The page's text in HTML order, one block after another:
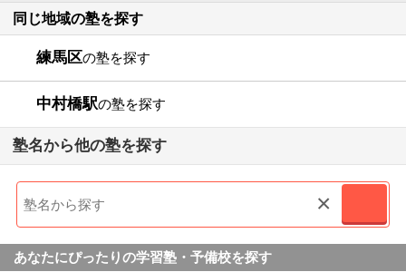
同じ地域の塾を探す
練馬区の塾を探す
中村橋駅の塾を探す
塾名から他の塾を探す
×
あなたにぴったりの学習塾・予備校を探す